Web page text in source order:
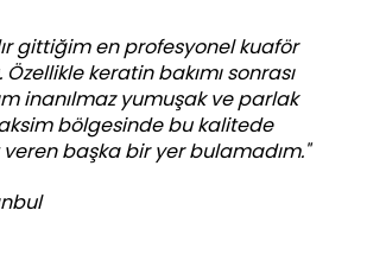
gittiğim en profesyonel kuaför
keratin bakımı sonrası
inanılmaz yumuşak ve parlak
bölgesinde bu kalitede
başka bir yer bulamadım."